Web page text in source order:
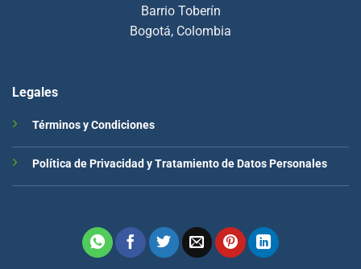
Barrio Toberín
Bogotá, Colombia
Legales
Términos y Condiciones
Política de Privacidad y Tratamiento de Datos Personales